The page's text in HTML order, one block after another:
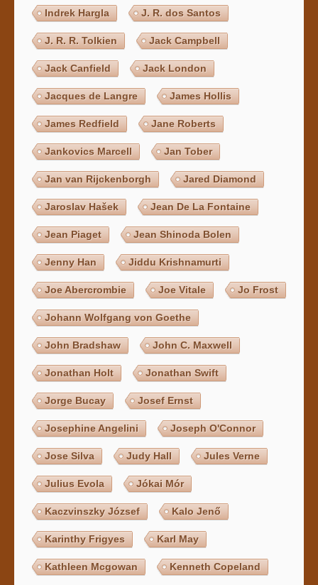
Indrek Hargla J. R. dos Santos
J. R. R. Tolkien Jack Campbell
Jack Canfield Jack London
Jacques de Langre James Hollis
James Redfield Jane Roberts
Jankovics Marcell Jan Tober
Jan van Rijckenborgh Jared Diamond
Jaroslav Hašek Jean De La Fontaine
Jean Piaget Jean Shinoda Bolen
Jenny Han Jiddu Krishnamurti
Joe Abercrombie Joe Vitale Jo Frost
Johann Wolfgang von Goethe
John Bradshaw John C. Maxwell
Jonathan Holt Jonathan Swift
Jorge Bucay Josef Ernst
Josephine Angelini Joseph O'Connor
Jose Silva Judy Hall Jules Verne
Julius Evola Jókai Mór
Kaczvinszky József Kalo Jenő
Karinthy Frigyes Karl May
Kathleen Mcgowan Kenneth Copeland